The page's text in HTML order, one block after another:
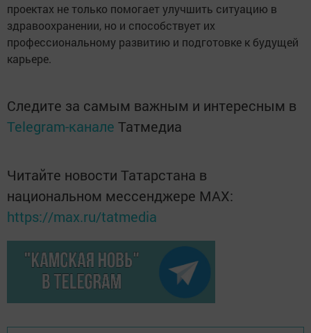
проектах не только помогает улучшить ситуацию в
здравоохранении, но и способствует их
профессиональному развитию и подготовке к будущей
карьере.
Следите за самым важным и интересным в
Telegram-канале Татмедиа
Читайте новости Татарстана в
национальном мессенджере MАХ:
https://max.ru/tatmedia